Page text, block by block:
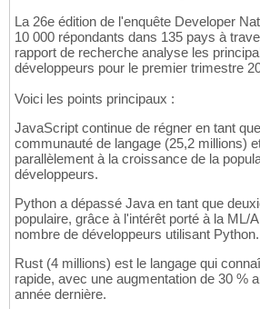
La 26e édition de l'enquête Developer
10 000 répondants dans 135 pays à
rapport de recherche analyse les
développeurs pour le premier trimestre
Voici les points principaux :
JavaScript continue de régner en tant
communauté de langage (25,2 millions)
parallèlement à la croissance de la
développeurs.
Python a dépassé Java en tant que
populaire, grâce à l'intérêt porté à la ML/
nombre de développeurs utilisant Python.
Rust (4 millions) est le langage qui
rapide, avec une augmentation de 30 %
année dernière.